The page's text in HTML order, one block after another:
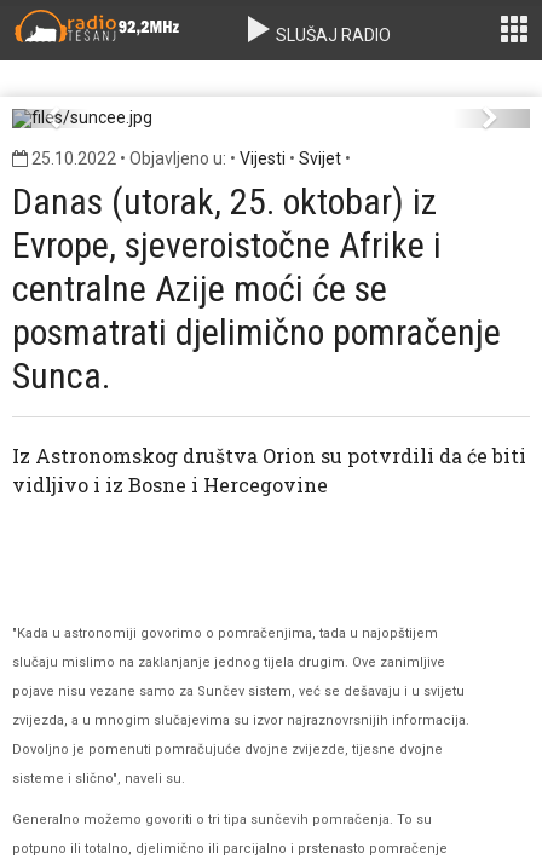
SLUŠAJ RADIO
Previous Next
25.10.2022 • Objavljeno u: • Vijesti • Svijet •
Danas (utorak, 25. oktobar) iz
Evrope, sjeveroistočne Afrike i
centralne Azije moći će se
posmatrati djelimično pomračenje
Sunca.
Iz Astronomskog društva Orion su potvrdili da će biti
vidljivo i iz Bosne i Hercegovine
"Kada u astronomiji govorimo o pomračenjima, tada u najopštijem
slučaju mislimo na zaklanjanje jednog tijela drugim. Ove zanimljive
pojave nisu vezane samo za Sunčev sistem, već se dešavaju i u svijetu
zvijezda, a u mnogim slučajevima su izvor najraznovrsnijih informacija.
Dovoljno je pomenuti pomračujuće dvojne zvijezde, tijesne dvojne
sisteme i slično", naveli su.
Generalno možemo govoriti o tri tipa sunčevih pomračenja. To su
potpuno ili totalno, djelimično ili parcijalno i prstenasto pomračenje